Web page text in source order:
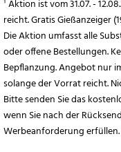
¹ Aktion ist vom 31.07. -
reicht. Gratis Gießanzeiger
Die Aktion umfasst alle
oder offene Bestellungen.
Bepflanzung. Angebot nur
solange der Vorrat reicht.
Bitte senden Sie das
wenn Sie nach der
Werbeanforderung erfüllen.